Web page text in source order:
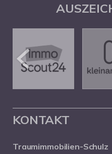
KONTAKT
Traumimmobilien-Schulz